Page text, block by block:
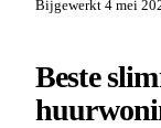
Bijgewerkt 4 mei
Beste